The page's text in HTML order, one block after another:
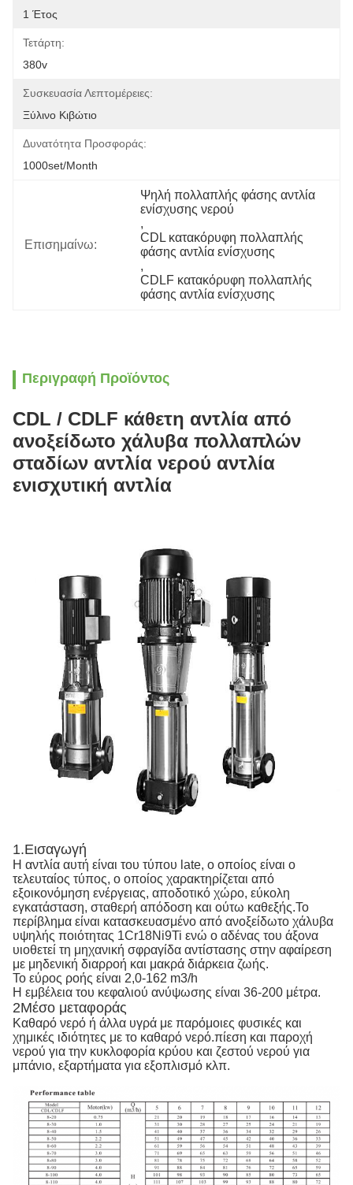
1 Έτος
Τετάρτη:
380v
Συσκευασία Λεπτομέρειες:
Ξύλινο Κιβώτιο
Δυνατότητα Προσφοράς:
1000set/month
Επισημαίνω:
Ψηλή πολλαπλής φάσης αντλία
ενίσχυσης νερού
,
CDL κατακόρυφη πολλαπλής
φάσης αντλία ενίσχυσης
,
CDLF κατακόρυφη πολλαπλής
φάσης αντλία ενίσχυσης
Περιγραφή Προϊόντος
CDL / CDLF κάθετη αντλία από
ανοξείδωτο χάλυβα πολλαπλών
σταδίων αντλία νερού αντλία
ενισχυτική αντλία
1.Εισαγωγή
Η αντλία αυτή είναι του τύπου late, ο οποίος είναι ο
τελευταίος τύπος, ο οποίος χαρακτηρίζεται από
εξοικονόμηση ενέργειας, αποδοτικό χώρο, εύκολη
εγκατάσταση, σταθερή απόδοση και ούτω καθεξής.Το
περίβλημα είναι κατασκευασμένο από ανοξείδωτο χάλυβα
υψηλής ποιότητας 1Cr18Ni9Ti ενώ ο αδένας του άξονα
υιοθετεί τη μηχανική σφραγίδα αντίστασης στην αφαίρεση
με μηδενική διαρροή και μακρά διάρκεια ζωής.
Το εύρος ροής είναι 2,0-162 m3/h
Η εμβέλεια του κεφαλιού ανύψωσης είναι 36-200 μέτρα.
2Μέσο μεταφοράς
Καθαρό νερό ή άλλα υγρά με παρόμοιες φυσικές και
χημικές ιδιότητες με το καθαρό νερό.πίεση και παροχή
νερού για την κυκλοφορία κρύου και ζεστού νερού για
μπάνιο, εξαρτήματα για εξοπλισμό κλπ.